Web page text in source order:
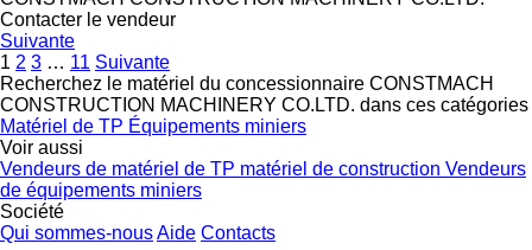
Contacter le vendeur
Suivante
1 2 3 … 11 Suivante
Recherchez le matériel du concessionnaire CONSTMACH
CONSTRUCTION MACHINERY CO.LTD. dans ces catégories
Matériel de TP Équipements miniers
Voir aussi
Vendeurs de matériel de TP matériel de construction Vendeurs
de équipements miniers
Société
Qui sommes-nousAide Contacts